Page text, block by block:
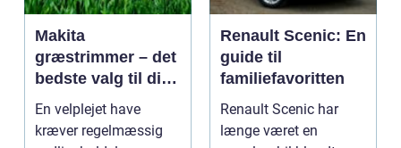
Makita
græstrimmer – det
bedste valg til din
have
En velplejet have
kræver regelmæssig
Renault Scenic: En
guide til
familiefavoritten
Renault Scenic har
længe været en